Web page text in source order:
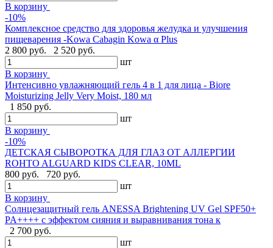
В корзину
-10%
Комплексное средство для здоровья желудка и улучшения
пищеварения -Kowa Cabagin Kowa α Plus
2 800 руб.
2 520 руб.
шт
В корзину
Интенсивно увлажняющий гель 4 в 1 для лица - Biore
Moisturizing Jelly Very Moist, 180 мл
1 850 руб.
шт
В корзину
-10%
ДЕТСКАЯ СЫВОРОТКА ДЛЯ ГЛАЗ ОТ АЛЛЕРГИИ
ROHTO ALGUARD KIDS CLEAR, 10ML
800 руб.
720 руб.
шт
В корзину
Солнцезащитный гель ANESSA Brightening UV Gel SPF50+
PA++++ с эффектом сияния и выравнивания тона к
2 700 руб.
шт